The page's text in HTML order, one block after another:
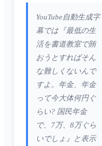
YouTube自動生成字
幕では『最低の生
活を書道教室で賄
おうとすればそん
な難しくないんで
すよ。年金、年金
って今大体何円ぐ
らい? 国民年金
で、7万、8万ぐら
いでしょ』と表示